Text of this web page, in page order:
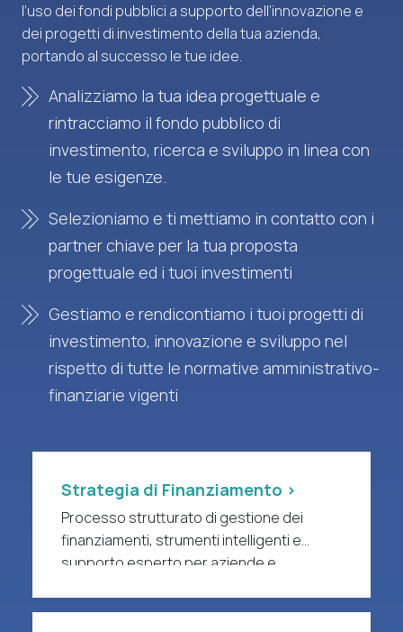
l’uso dei fondi pubblici a supporto dell’innovazione e
dei progetti di investimento della tua azienda,
portando al successo le tue idee.
Analizziamo la tua idea progettuale e
rintracciamo il fondo pubblico di
investimento, ricerca e sviluppo in linea con
le tue esigenze.
Selezioniamo e ti mettiamo in contatto con i
partner chiave per la tua proposta
progettuale ed i tuoi investimenti
Gestiamo e rendicontiamo i tuoi progetti di
investimento, innovazione e sviluppo nel
rispetto di tutte le normative amministrativo-
finanziarie vigenti
Strategia di Finanziamento >
Processo strutturato di gestione dei
finanziamenti, strumenti intelligenti e
supporto esperto per aziende e
di R&S